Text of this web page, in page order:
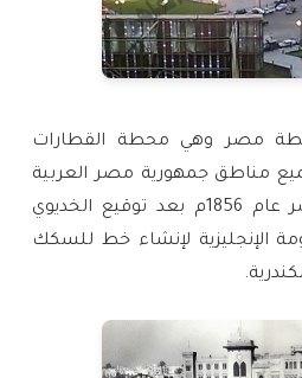
مصر وهي محطة القطارات
مناطق جمهورية مصر العربية
حيث أنشئت محطة مصر عام 1856م بعد توقيع الخديوي
الإنجليزية لإنشاء خط للسكك